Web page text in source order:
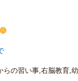
らの習い事,右脳教育,